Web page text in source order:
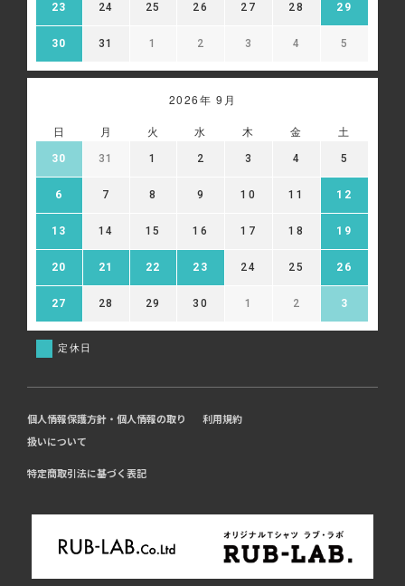
23 24 25 26 27 28 29
30 31 1 2 3 4 5
2026年 9月
日 月 火 水 木 金 土
30 31 1 2 3 4 5
6 7 8 9 10 11 12
13 14 15 16 17 18 19
20 21 22 23 24 25 26
27 28 29 30 1 2 3
定休日
個人情報保護方針・個人情報の取り
扱いについて
利用規約
特定商取引法に基づく表記